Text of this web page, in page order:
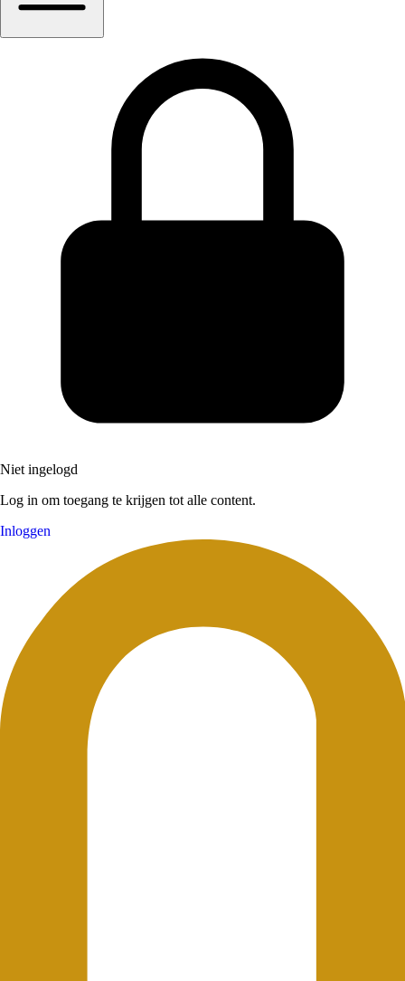
Niet ingelogd
Log in om toegang te krijgen tot alle content.
Inloggen